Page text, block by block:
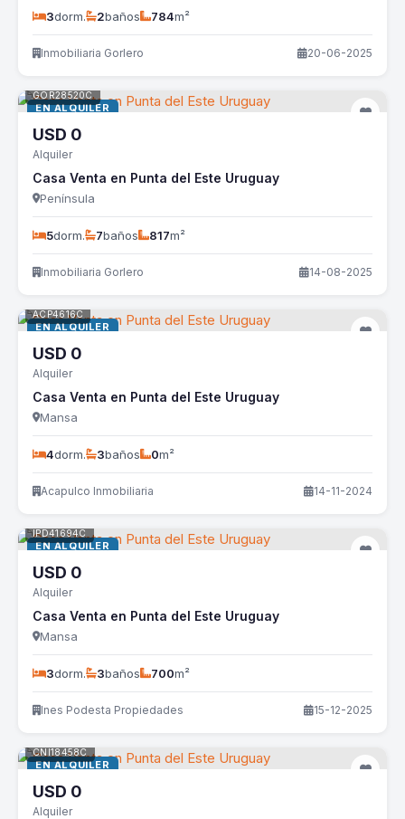
3dorm. 2baños 784m²
Inmobiliaria Gorlero 20-06-2025
EN ALQUILER
GOR28520C
USD 0
Alquiler
Casa Venta en Punta del Este Uruguay
Península
5dorm. 7baños 817m²
Inmobiliaria Gorlero 14-08-2025
EN ALQUILER
ACP4616C
USD 0
Alquiler
Casa Venta en Punta del Este Uruguay
Mansa
4dorm. 3baños 0m²
Acapulco Inmobiliaria 14-11-2024
EN ALQUILER
IPD41694C
USD 0
Alquiler
Casa Venta en Punta del Este Uruguay
Mansa
3dorm. 3baños 700m²
Ines Podesta Propiedades 15-12-2025
EN ALQUILER
CNI18458C
USD 0
Alquiler